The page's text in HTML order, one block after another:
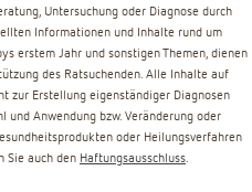
Untersuchung oder Diagnose durch
Informationen und Inhalte rund um
erstem Jahr und sonstigen Themen, dienen
des Ratsuchenden. Alle Inhalte auf
zur Erstellung eigenständiger Diagnosen
Anwendung bzw. Veränderung oder
oder Heilungsverfahren
Sie auch den Haftungsausschluss.